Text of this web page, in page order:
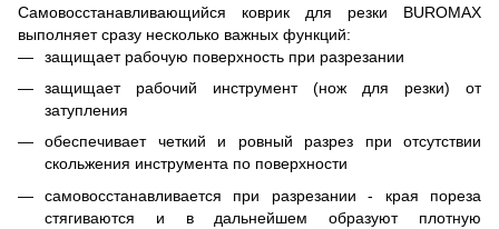
Самовосстанавливающийся коврик для резки BUROMAX
выполняет сразу несколько важных функций:
защищает рабочую поверхность при разрезании
защищает рабочий инструмент (нож для резки) от
затупления
обеспечивает четкий и ровный разрез при отсутствии
скольжения инструмента по поверхности
самовосстанавливается при разрезании - края пореза
стягиваются и в дальнейшем образуют плотную